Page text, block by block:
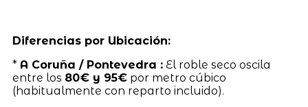
Diferencias por Ubicación:
* A Coruña / Pontevedra :El roble seco oscila
entre los 80€ y 95€por metro cúbico
(habitualmente con reparto incluido).